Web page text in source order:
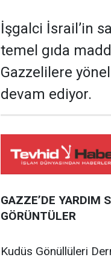
İşgalci İsrail’in
temel gıda
Gazzelilere
devam ediyor.
GAZZE’DE YARDIM
GÖRÜNTÜLER
Kudüs Gönüllüleri